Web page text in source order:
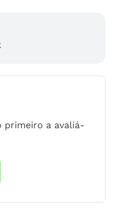
primeiro a avaliá-